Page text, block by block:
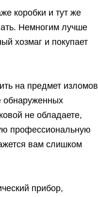
коробки и тут же
Немногим лучше
хозмаг и покупает
на предмет
обнаруженных
не обладаете,
профессиональную
вам слишком
прибор,